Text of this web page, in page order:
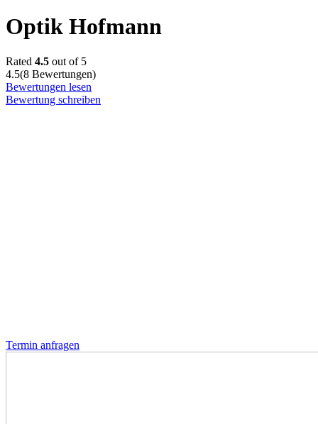
Optik Hofmann
Rated 4.5 out of 5
4.5(8 Bewertungen)
Bewertungen lesen
Bewertung schreiben
Termin anfragen